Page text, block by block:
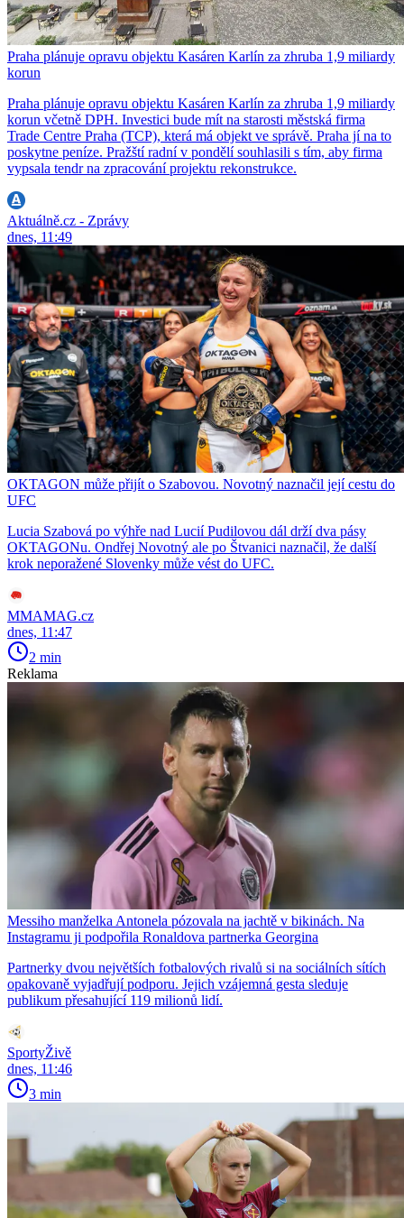
Praha plánuje opravu objektu Kasáren Karlín za zhruba 1,9 miliardy
korun
Praha plánuje opravu objektu Kasáren Karlín za zhruba 1,9 miliardy
korun včetně DPH. Investici bude mít na starosti městská firma
Trade Centre Praha (TCP), která má objekt ve správě. Praha jí na to
poskytne peníze. Pražští radní v pondělí souhlasili s tím, aby firma
vypsala tendr na zpracování projektu rekonstrukce.
Aktuálně.cz - Zprávy
dnes, 11:49
OKTAGON může přijít o Szabovou. Novotný naznačil její cestu do
UFC
Lucia Szabová po výhře nad Lucií Pudilovou dál drží dva pásy
OKTAGONu. Ondřej Novotný ale po Štvanici naznačil, že další
krok neporažené Slovenky může vést do UFC.
MMAMAG.cz
dnes, 11:47
2 min
Reklama
Messiho manželka Antonela pózovala na jachtě v bikinách. Na
Instagramu ji podpořila Ronaldova partnerka Georgina
Partnerky dvou největších fotbalových rivalů si na sociálních sítích
opakovaně vyjadřují podporu. Jejich vzájemná gesta sleduje
publikum přesahující 119 milionů lidí.
SportyŽivě
dnes, 11:46
3 min